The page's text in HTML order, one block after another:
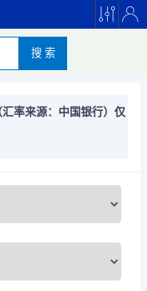
搜 索
率来源：中国银行）仅